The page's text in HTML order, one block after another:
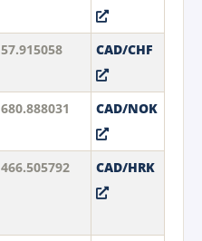
57.915058 CAD/CHF
680.888031 CAD/NOK
466.505792 CAD/HRK